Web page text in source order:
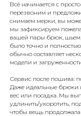
Всё начинается с
перезвоним и
снимаем мерки, вы
мы зафиксируем
вашей пары брюк, шьем,
было точно и
обычно составляет
модели и
Сервис после пошива:
Даже идеальные брюки
вес или посадка. Мы
удлинить/укоротить,
чтобы вещь